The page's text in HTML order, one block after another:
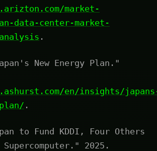
market-
data-center-market-
.
New Energy Plan."
en/insights/
.
to Fund KDDI, Four Others
2025.